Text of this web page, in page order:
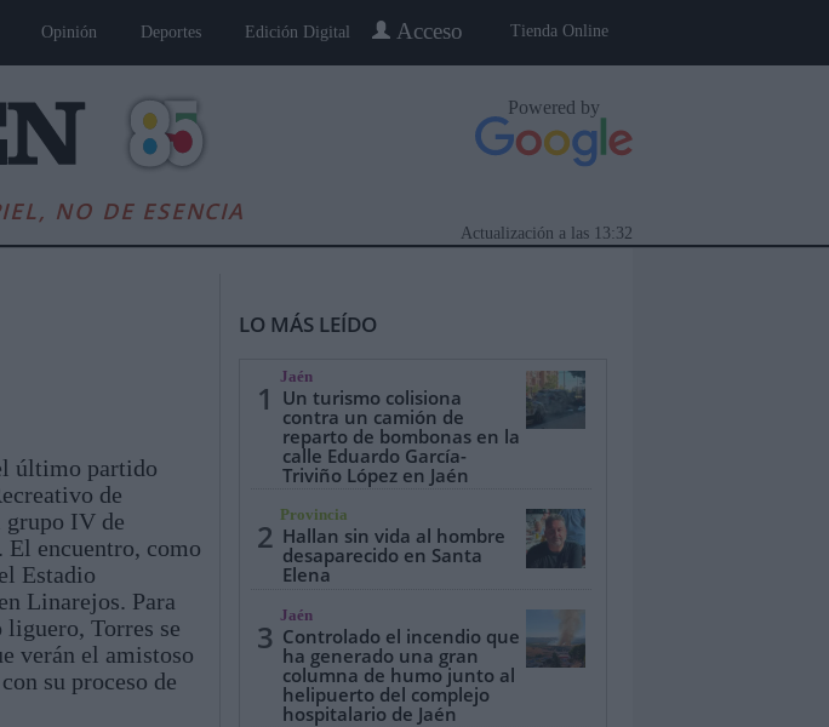
Tienda Online
Acceso
Opinión Deportes Edición Digital
NO DE ESENCIA
Powered by
13:32
Actualización a las
Cultura Deportes Jaén, Pueblo a Pueblo Gente
último partido
de
IV de
El encuentro, como
Estadio
Linarejos. Para
Torres se
verán el amistoso
su proceso de
LO MÁS LEÍDO
1
Jaén
Un turismo colisiona
contra un camión de
reparto de bombonas en la
calle Eduardo García-
Triviño López en Jaén
2
Provincia
Hallan sin vida al hombre
desaparecido en Santa
Elena
3
Jaén
Controlado el incendio que
ha generado una gran
columna de humo junto al
helipuerto del complejo
hospitalario de Jaén